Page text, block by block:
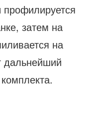
профилируется
затем на
на
дальнейший